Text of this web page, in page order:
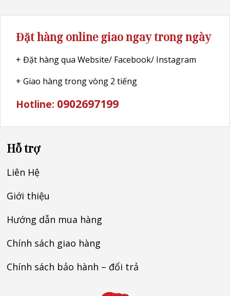
Đặt hàng online giao ngay trong ngày
+ Đặt hàng qua Website/ Facebook/ Instagram
+ Giao hàng trong vòng 2 tiếng
Hotline: 0902697199
Hỗ trợ
Liên Hệ
Giới thiệu
Hướng dẫn mua hàng
Chính sách giao hàng
Chính sách bảo hành – đổi trả